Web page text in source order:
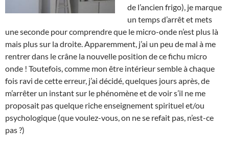
de l’ancien frigo), je marque
un temps d’arrêt et mets
une seconde pour comprendre que le micro-onde n’est plus là
mais plus sur la droite. Apparemment, j’ai un peu de mal à me
rentrer dans le crâne la nouvelle position de ce fichu micro
onde ! Toutefois, comme mon être intérieur semble à chaque
fois ravi de cette erreur, j’ai décidé, quelques jours après, de
m’arrêter un instant sur le phénomène et de voir s’il ne me
proposait pas quelque riche enseignement spirituel et/ou
psychologique (que voulez-vous, on ne se refait pas, n’est-ce
pas ?)